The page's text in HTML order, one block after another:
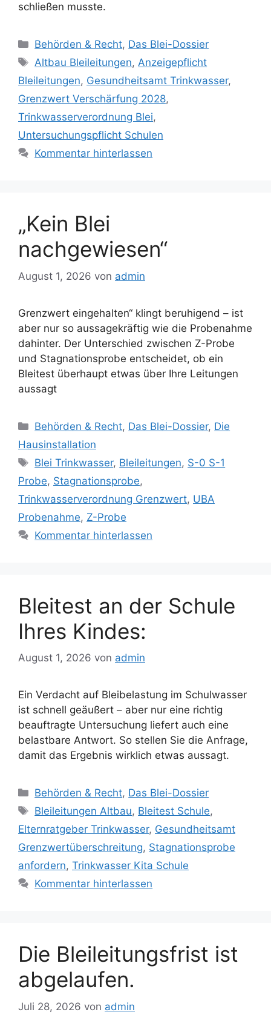
schließen musste.
Kategorien
Behörden & Recht, Das Blei-Dossier
Schlagwörter
Altbau Bleileitungen,Anzeigepflicht
Bleileitungen, Gesundheitsamt Trinkwasser,
Grenzwert Verschärfung 2028,
Trinkwasserverordnung Blei,
Untersuchungspflicht Schulen
Kommentar hinterlassen
„Kein Blei
nachgewiesen“
August 1, 2026 von admin
Grenzwert eingehalten“ klingt beruhigend – ist
aber nur so aussagekräftig wie die Probenahme
dahinter. Der Unterschied zwischen Z-Probe
und Stagnationsprobe entscheidet, ob ein
Bleitest überhaupt etwas über Ihre Leitungen
aussagt
Kategorien
Behörden & Recht, Das Blei-Dossier, Die
Hausinstallation
Schlagwörter
Blei Trinkwasser, Bleileitungen, S-0 S-1
Probe, Stagnationsprobe,
Trinkwasserverordnung Grenzwert, UBA
Probenahme, Z-Probe
Kommentar hinterlassen
Bleitest an der Schule
Ihres Kindes:
August 1, 2026 von admin
Ein Verdacht auf Bleibelastung im Schulwasser
ist schnell geäußert – aber nur eine richtig
beauftragte Untersuchung liefert auch eine
belastbare Antwort. So stellen Sie die Anfrage,
damit das Ergebnis wirklich etwas aussagt.
Kategorien
Behörden & Recht, Das Blei-Dossier
Schlagwörter
Bleileitungen Altbau, Bleitest Schule,
Elternratgeber Trinkwasser, Gesundheitsamt
Grenzwertüberschreitung, Stagnationsprobe
anfordern, Trinkwasser Kita Schule
Kommentar hinterlassen
Die Bleileitungsfrist ist
abgelaufen.
Juli 28, 2026 von admin